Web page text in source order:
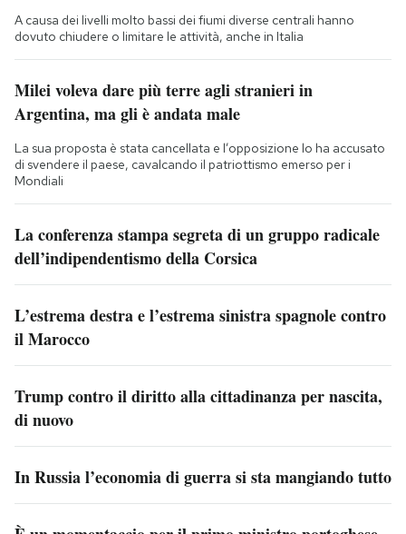
A causa dei livelli molto bassi dei fiumi diverse centrali hanno
dovuto chiudere o limitare le attività, anche in Italia
Milei voleva dare più terre agli stranieri in
Argentina, ma gli è andata male
La sua proposta è stata cancellata e l’opposizione lo ha accusato
di svendere il paese, cavalcando il patriottismo emerso per i
Mondiali
La conferenza stampa segreta di un gruppo radicale
dell’indipendentismo della Corsica
L’estrema destra e l’estrema sinistra spagnole contro
il Marocco
Trump contro il diritto alla cittadinanza per nascita,
di nuovo
In Russia l’economia di guerra si sta mangiando tutto